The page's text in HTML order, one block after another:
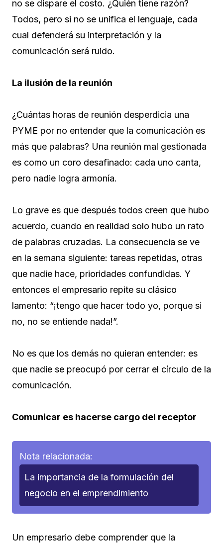
no se dispare el costo. ¿Quién tiene razón?
Todos, pero si no se unifica el lenguaje, cada
cual defenderá su interpretación y la
comunicación será ruido.
La ilusión de la reunión
¿Cuántas horas de reunión desperdicia una
PYME por no entender que la comunicación es
más que palabras? Una reunión mal gestionada
es como un coro desafinado: cada uno canta,
pero nadie logra armonía.
Lo grave es que después todos creen que hubo
acuerdo, cuando en realidad solo hubo un rato
de palabras cruzadas. La consecuencia se ve
en la semana siguiente: tareas repetidas, otras
que nadie hace, prioridades confundidas. Y
entonces el empresario repite su clásico
lamento: “¡tengo que hacer todo yo, porque si
no, no se entiende nada!”.
No es que los demás no quieran entender: es
que nadie se preocupó por cerrar el círculo de la
comunicación.
Comunicar es hacerse cargo del receptor
Nota relacionada:
La importancia de la formulación del
negocio en el emprendimiento
Un empresario debe comprender que la